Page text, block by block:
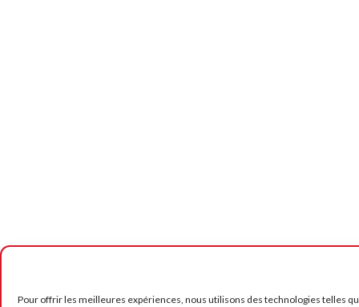
Pour offrir les meilleures expériences, nous utilisons des technologies telles